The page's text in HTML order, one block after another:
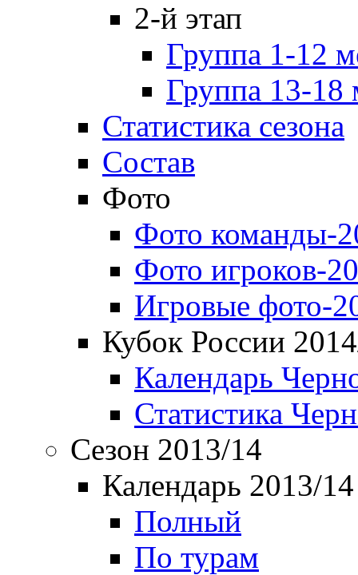
2-й этап
Группа 1-12
Группа 13-18
Статистика сезона
Состав
Фото
Фото команды-
Фото игроков-
Игровые фото-
Кубок России
Календарь
Статистика
Сезон 2013/14
Календарь 2013/14
Полный
По турам